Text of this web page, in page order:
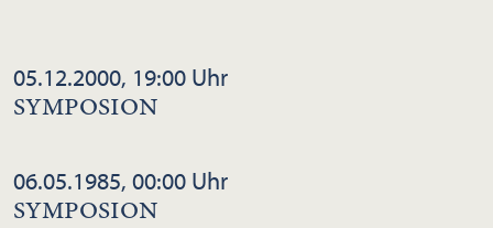
05.12.2000, 19:00 Uhr
SYMPOSION
06.05.1985, 00:00 Uhr
SYMPOSION